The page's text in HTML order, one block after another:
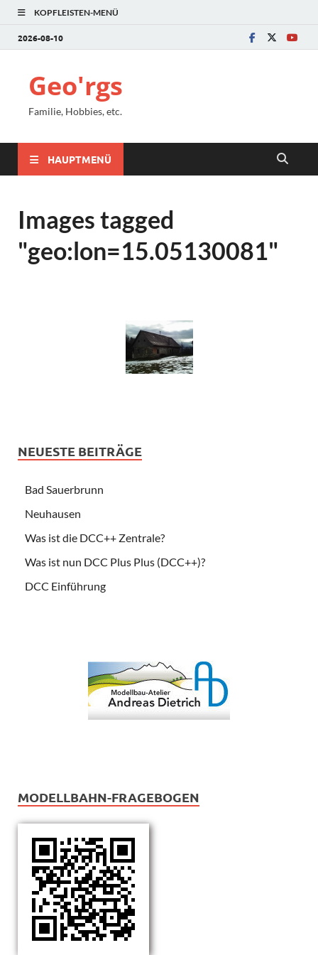
KOPFLEISTEN-MENÜ
2026-08-10
Geo'rgs
Familie, Hobbies, etc.
HAUPTMENÜ
Images tagged
"geo:lon=15.05130081"
NEUESTE BEITRÄGE
Bad Sauerbrunn
Neuhausen
Was ist die DCC++ Zentrale?
Was ist nun DCC Plus Plus (DCC++)?
DCC Einführung
MODELLBAHN-FRAGEBOGEN